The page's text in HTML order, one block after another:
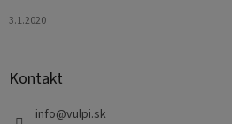
3.1.2020
Kontakt
info@vulpi.sk